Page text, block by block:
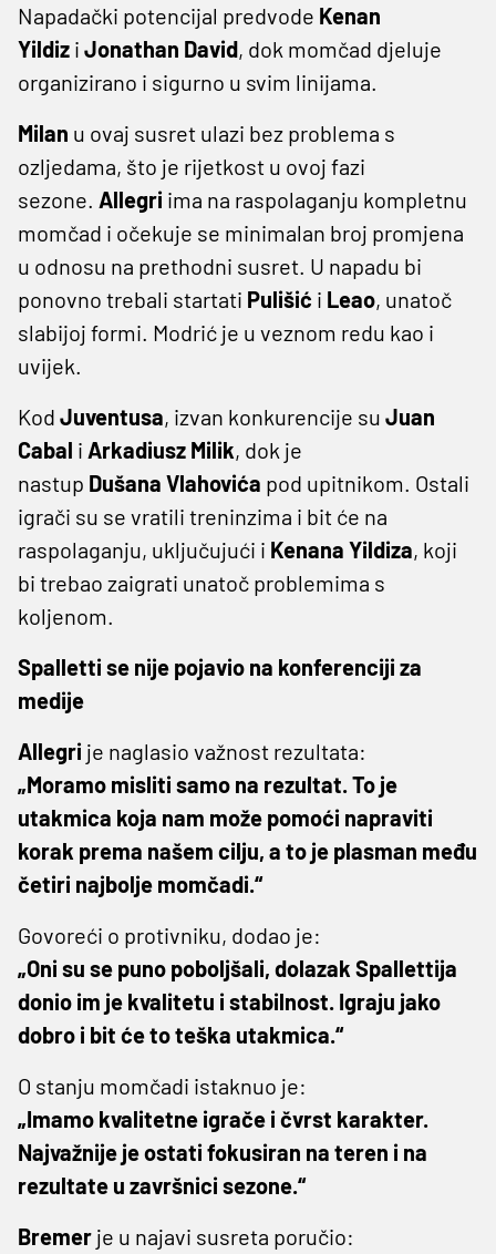
Napadački potencijal predvode Kenan
Yildiz i Jonathan David, dok momčad djeluje
organizirano i sigurno u svim linijama.
Milan u ovaj susret ulazi bez problema s
ozljedama, što je rijetkost u ovoj fazi
sezone. Allegri ima na raspolaganju kompletnu
momčad i očekuje se minimalan broj promjena
u odnosu na prethodni susret. U napadu bi
ponovno trebali startati Pulišić i Leao, unatoč
slabijoj formi. Modrić je u veznom redu kao i
uvijek.
Kod Juventusa, izvan konkurencije su Juan
Cabal i Arkadiusz Milik, dok je
nastup Dušana Vlahovića pod upitnikom. Ostali
igrači su se vratili treninzima i bit će na
raspolaganju, uključujući i Kenana Yildiza, koji
bi trebao zaigrati unatoč problemima s
koljenom.
Spalletti se nije pojavio na konferenciji za
medije
Allegri je naglasio važnost rezultata:
„Moramo misliti samo na rezultat. To je
utakmica koja nam može pomoći napraviti
korak prema našem cilju, a to je plasman među
četiri najbolje momčadi.“
Govoreći o protivniku, dodao je:
„Oni su se puno poboljšali, dolazak Spallettija
donio im je kvalitetu i stabilnost. Igraju jako
dobro i bit će to teška utakmica.“
O stanju momčadi istaknuo je:
„Imamo kvalitetne igrače i čvrst karakter.
Najvažnije je ostati fokusiran na teren i na
rezultate u završnici sezone.“
Bremer je u najavi susreta poručio: